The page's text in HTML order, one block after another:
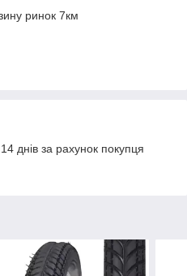
ринок 7км
днів за рахунок покупця